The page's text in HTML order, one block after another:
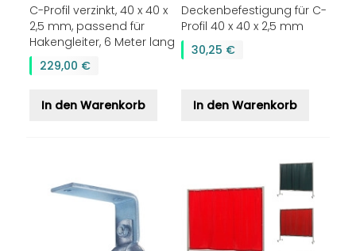
C-Profil verzinkt, 40 x 40 x
2,5 mm, passend für
Hakengleiter, 6 Meter lang
229,00 €
In den Warenkorb
Deckenbefestigung für C-
Profil 40 x 40 x 2,5 mm
30,25 €
In den Warenkorb